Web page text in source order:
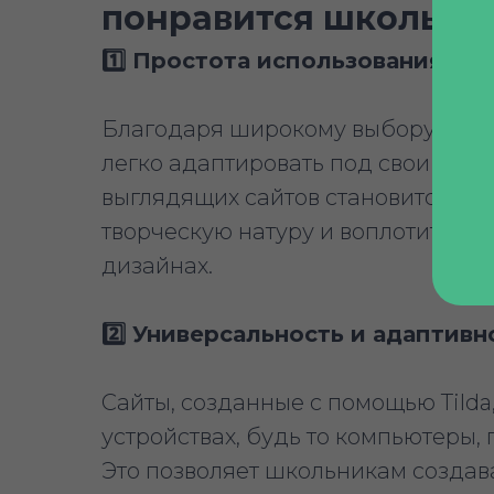
понравится
1️⃣ Простота использования
Благодаря широкому выбору
легко адаптировать под свои
выглядящих сайтов становится
творческую натуру и воплотить
дизайнах.
2️⃣ Универсальность и
Сайты, созданные с помощью
устройствах, будь то
Это позволяет школьникам